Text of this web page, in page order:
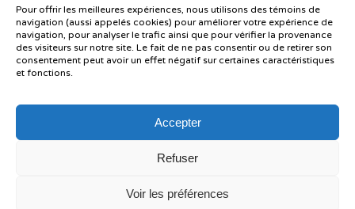
Pour offrir les meilleures expériences, nous utilisons des témoins de
navigation (aussi appelés cookies) pour améliorer votre expérience de
navigation, pour analyser le trafic ainsi que pour vérifier la provenance
des visiteurs sur notre site. Le fait de ne pas consentir ou de retirer son
consentement peut avoir un effet négatif sur certaines caractéristiques
et fonctions.
Accepter
Refuser
Voir les préférences
Plainte – service à l’élève
Politique de confidentialité
Le CSSMI autorise certaines intelligences artificielles contrôlées et